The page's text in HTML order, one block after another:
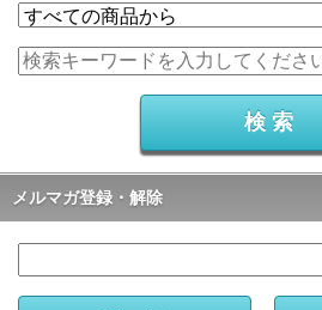
メルマガ登録・解除